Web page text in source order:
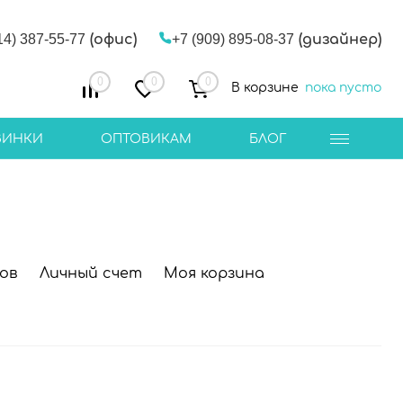
387-55-77 (офис) +7 (909) 895-08-37 (дизайнер)
0 0 0 В корзине пока пусто
ОПТОВИКАМ БЛОГ
Личный счет Моя корзина